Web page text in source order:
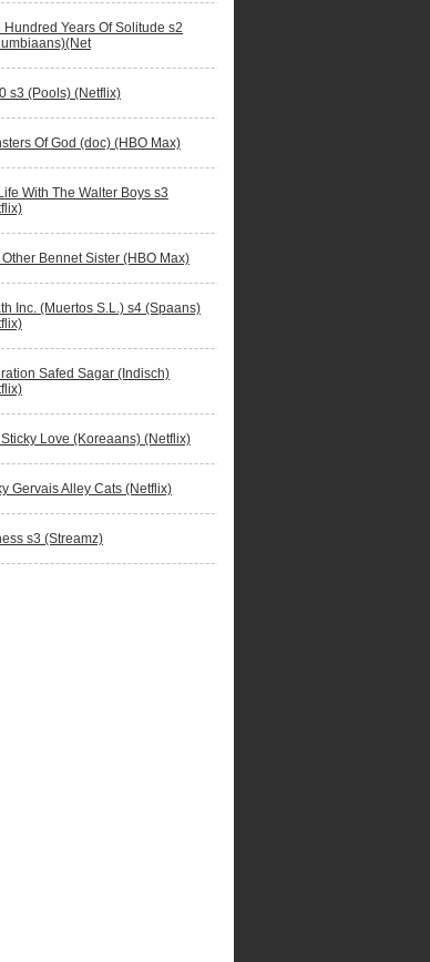
Hundred Years Of Solitude s2
s3 (Pools) (Netflix)
Of God (doc) (HBO Max)
With The Walter Boys s3
Bennet Sister (HBO Max)
Inc. (Muertos S.L.) s4 (Spaans)
Safed Sagar (Indisch)
Love (Koreaans) (Netflix)
Gervais Alley Cats (Netflix)
s3 (Streamz)